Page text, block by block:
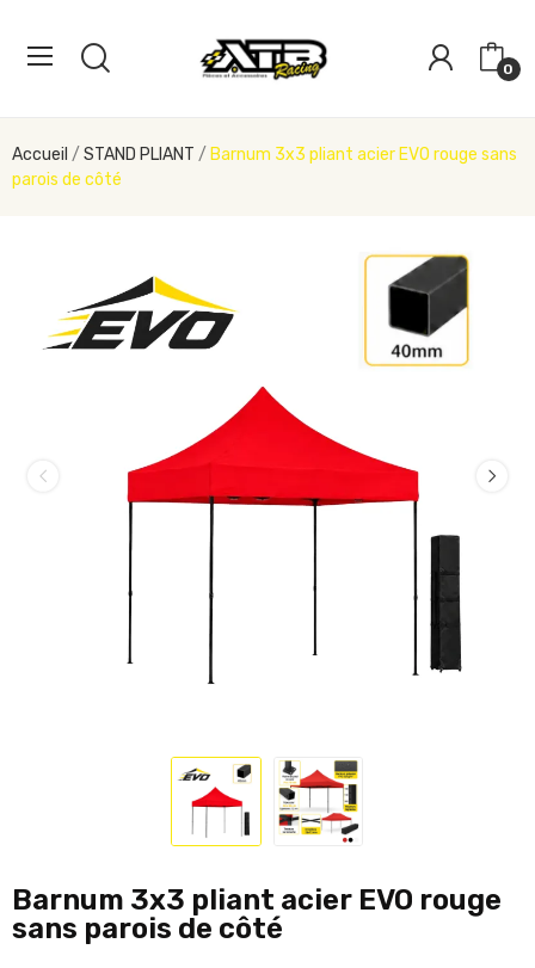
0
Accueil STAND PLIANT
Barnum 3x3 pliant acier EVO rouge sans
parois de côté
Barnum 3x3 pliant acier EVO rouge
sans parois de côté